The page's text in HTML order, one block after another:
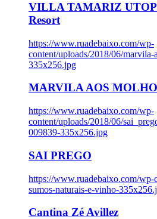
VILLA TAMARIZ
Resort
https://www.ruadebaixo.com/wp-
content/uploads/2018/06/marvila-
335x256.jpg
MARVILA AOS
https://www.ruadebaixo.com/wp-
content/uploads/2018/06/
009839-335x256.jpg
SAI PREGO
https://www.ruadebaixo.com/wp-
sumos-naturais-e-vinho-
Cantina Zé Avillez